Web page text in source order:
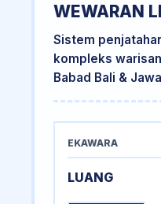
WEWARAN
Sistem
kompleks
Babad Bali &
EKAWARA
LUANG